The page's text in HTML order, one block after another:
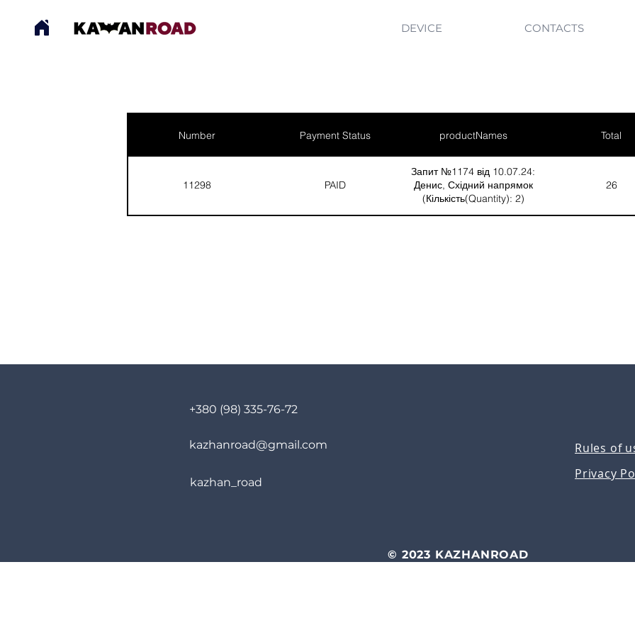
DEVICE CONTACTS
Number Payment Status productNames Total
11298 PAID
Запит №1174 від 10.07.24:
Денис, Східний напрямок
(Кількість(Quantity): 2)
26
+380 (98) 335-76-72
kazhanroad@gmail.com
kazhan_road
Rules of
Privacy
© 2023 KAZHANROAD